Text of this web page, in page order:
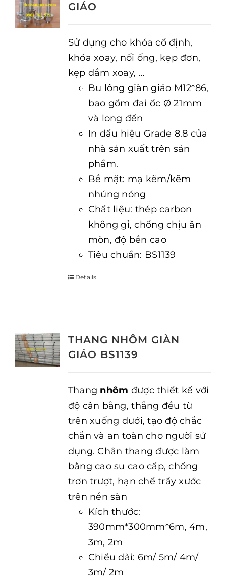
GIÁO
Sử dụng cho khóa cố định,
khóa xoay, nối ống, kẹp đơn,
kẹp dầm xoay, …
Bu lông giàn giáo M12*86,
bao gồm đai ốc Ø 21mm
và long đền
In dấu hiệu Grade 8.8 của
nhà sản xuất trên sản
phẩm.
Bề mặt: mạ kẽm/kẽm
nhúng nóng
Chất liệu: thép carbon
không gỉ, chống chịu ăn
mòn, độ bền cao
Tiêu chuẩn: BS1139
Details
THANG NHÔM GIÀN
GIÁO BS1139
Thang nhôm được thiết kế với
độ cân bằng, thẳng đều từ
trên xuống dưới, tạo độ chắc
chắn và an toàn cho người sử
dụng. Chân thang được làm
bằng cao su cao cấp, chống
trơn trượt, hạn chế trầy xước
trên nền sàn
Kích thước:
390mm*300mm*6m, 4m,
3m, 2m
Chiều dài: 6m/ 5m/ 4m/
3m/ 2m